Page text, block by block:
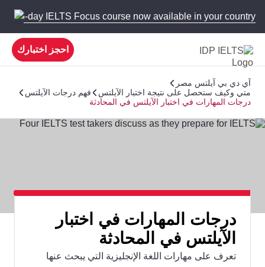
5-day IELTS Focus course now available in your country!
احجز اختبارك
آي دي بي آيلتس مصر
متي وكيف ستحصل على نتيجة اختبار الآيلتس
فهم درجات الآيلتس
درجات المهارات في اختبار الآيلتس في المحادثة
درجات المهارات في اختبار
الآيلتس في المحادثة
تعرف على مهارات اللغة الإنجليزية التي يبحث عنها